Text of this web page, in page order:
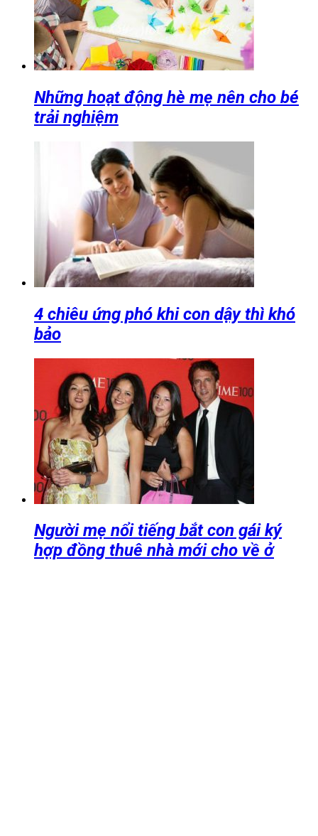
Những hoạt động hè mẹ nên cho bé
trải nghiệm
4 chiêu ứng phó khi con dậy thì khó
bảo
Người mẹ nổi tiếng bắt con gái ký
hợp đồng thuê nhà mới cho về ở